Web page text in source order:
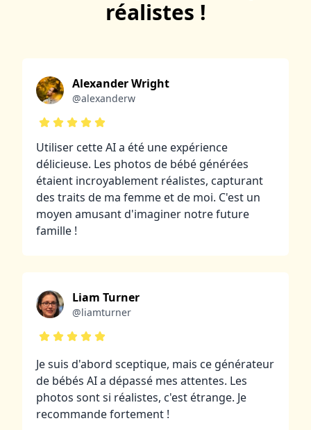
réalistes !
Alexander Wright
@alexanderw
Utiliser cette AI a été une expérience
délicieuse. Les photos de bébé générées
étaient incroyablement réalistes, capturant
des traits de ma femme et de moi. C'est un
moyen amusant d'imaginer notre future
famille !
Liam Turner
@liamturner
Je suis d'abord sceptique, mais ce générateur
de bébés AI a dépassé mes attentes. Les
photos sont si réalistes, c'est étrange. Je
recommande fortement !